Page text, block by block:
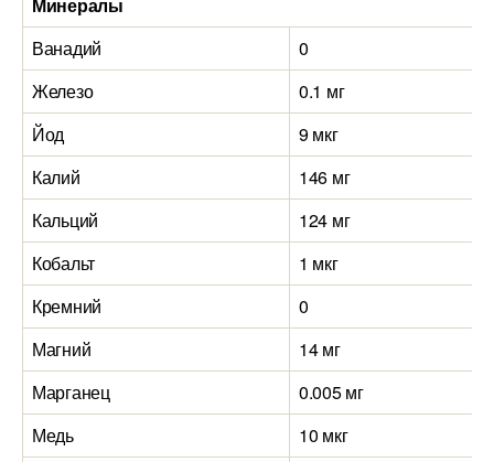
Ванадий
0
Железо
0.1 мг
Йод
9 мкг
Калий
146 мг
Кальций
124 мг
Кобальт
1 мкг
Кремний
0
Магний
14 мг
Марганец
0.005 мг
Медь
10 мкг